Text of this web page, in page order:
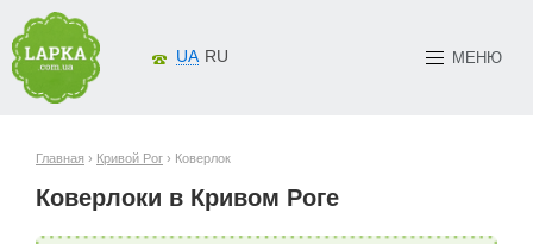
МЕНЮ
UA RU
Главная › Кривой Рог › Коверлок
Коверлоки в Кривом Роге